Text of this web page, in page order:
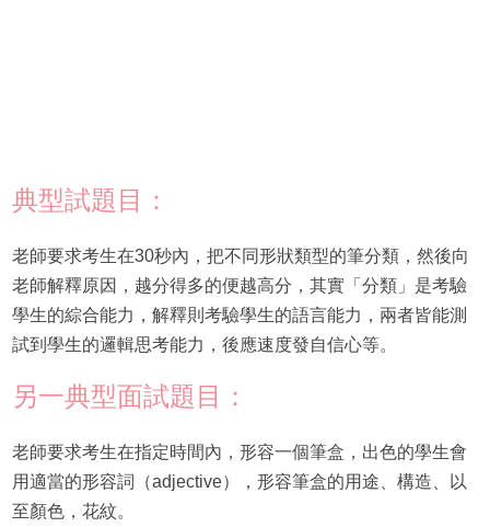
典型試題目：
老師要求考生在30秒內，把不同形狀類型的筆分類，然後向
老師解釋原因，越分得多的便越高分，其實「分類」是考驗
學生的綜合能力，解釋則考驗學生的語言能力，兩者皆能測
試到學生的邏輯思考能力，後應速度發自信心等。
另一典型面試題目：
老師要求考生在指定時間內，形容一個筆盒，出色的學生會
用適當的形容詞（adjective），形容筆盒的用途、構造、以
至顏色，花紋。